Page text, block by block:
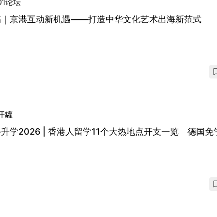
京港互动新机遇——打造中华文化艺术出海新范式
罐
学2026 | 香港人留学11个大热地点开支一览 德国免